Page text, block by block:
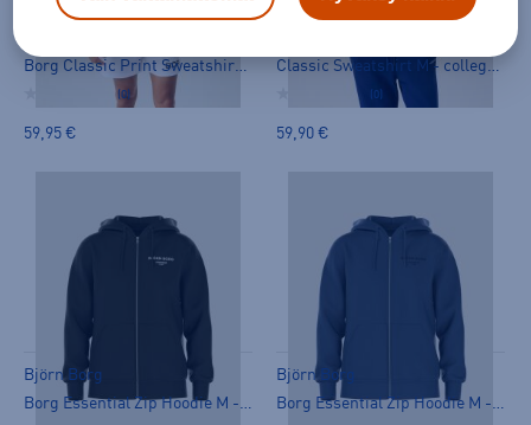
(0)
59,95 €
(0)
59,90 €
Björn Borg
Borg Essential Zip Hoodie M - collegepaita
Björn Borg
Borg Essential Zip Hoodie M - collegepaita